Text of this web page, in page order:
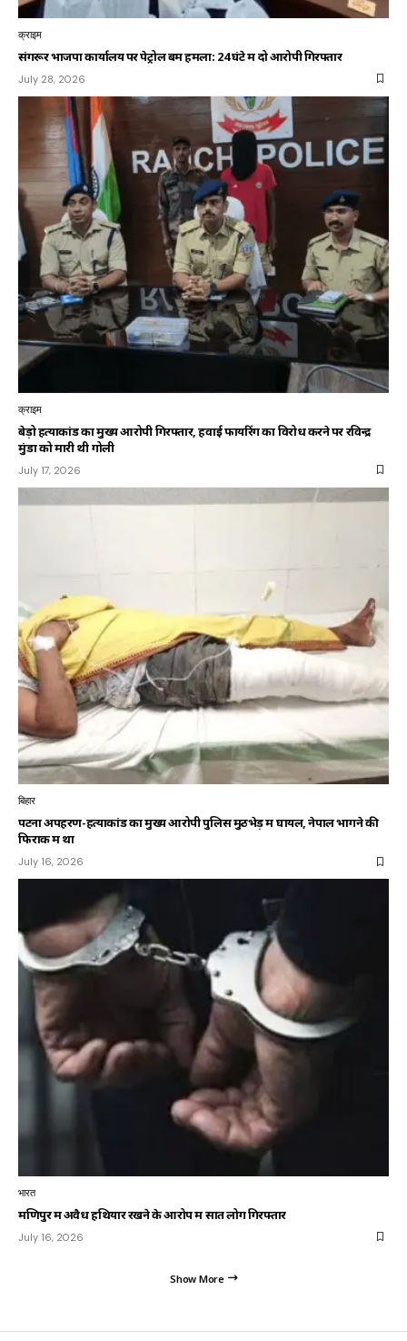
क्राइम
संगरूर भाजपा कार्यालय पर पेट्रोल बम हमला: 24 घंटे में दो आरोपी गिरफ्तार
July 28, 2026
क्राइम
बेड़ो हत्याकांड का मुख्य आरोपी गिरफ्तार, हवाई फायरिंग का विरोध करने पर रविन्द्र
मुंडा को मारी थी गोली
July 17, 2026
बिहार
पटना अपहरण-हत्याकांड का मुख्य आरोपी पुलिस मुठभेड़ में घायल, नेपाल भागने की
फिराक में था
July 16, 2026
भारत
मणिपुर में अवैध हथियार रखने के आरोप में सात लोग गिरफ्तार
July 16, 2026
Show More